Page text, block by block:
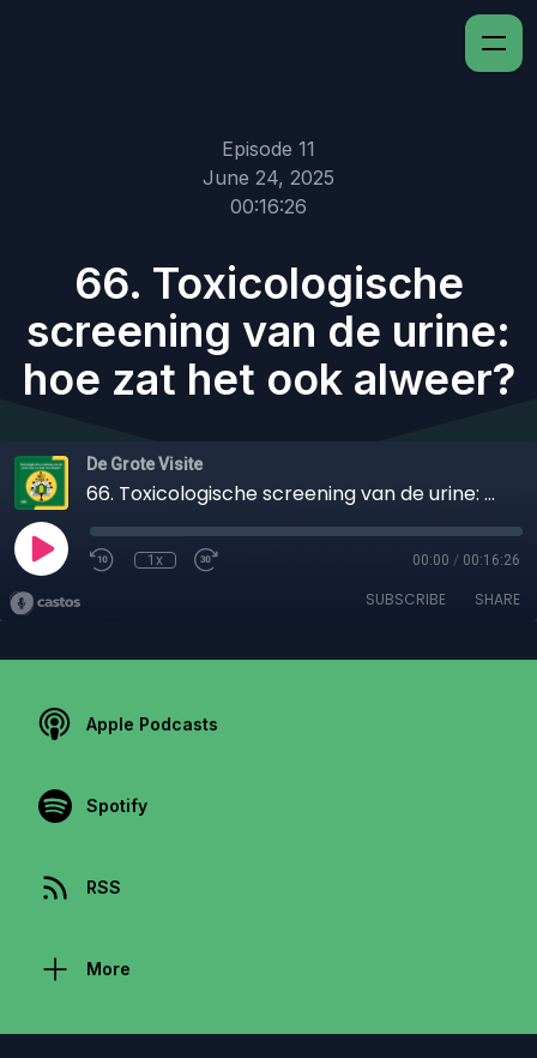
Episode 11
June 24, 2025
00:16:26
66. Toxicologische
screening van de urine:
hoe zat het ook alweer?
De Grote Visite
66. Toxicologische screening van de urine: hoe zat het ook alweer?
1x 00:00 / 00:16:26
SUBSCRIBE SHARE
Apple Podcasts
Spotify
RSS
More